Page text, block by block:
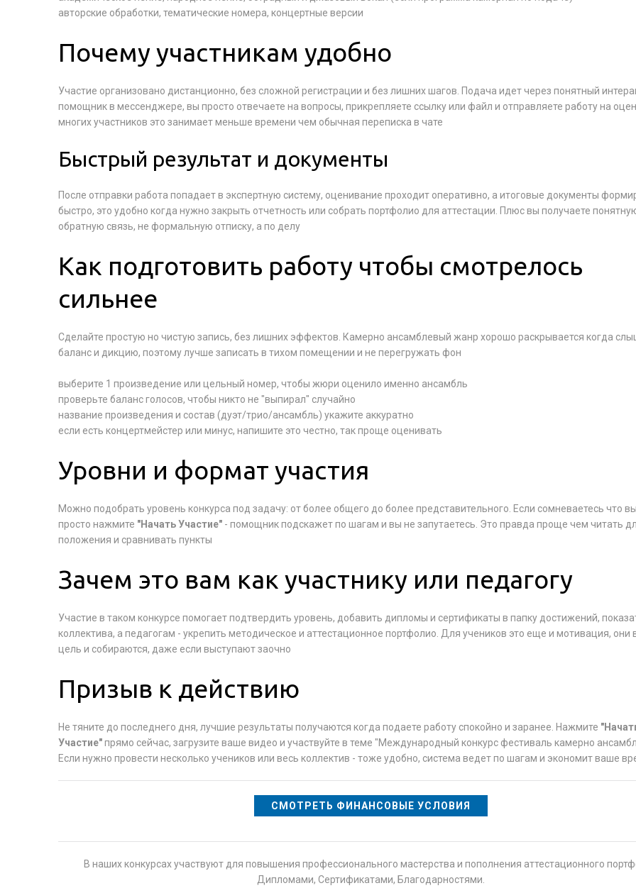
авторские обработки, тематические номера, концертные версии
Почему участникам удобно
Участие организовано дистанционно, без сложной регистрации и без лишних шагов. Подача идет через понятный
помощник в мессенджере, вы просто отвечаете на вопросы, прикрепляете ссылку или файл и отправляете работу на
многих участников это занимает меньше времени чем обычная переписка в чате
Быстрый результат и документы
После отправки работа попадает в экспертную систему, оценивание проходит оперативно, а итоговые документы
быстро, это удобно когда нужно закрыть отчетность или собрать портфолио для аттестации. Плюс вы получаете
обратную связь, не формальную отписку, а по делу
Как подготовить работу чтобы смотрелось
сильнее
Сделайте простую но чистую запись, без лишних эффектов. Камерно ансамблевый жанр хорошо раскрывается когда
баланс и дикцию, поэтому лучше записать в тихом помещении и не перегружать фон
выберите 1 произведение или цельный номер, чтобы жюри оценило именно ансамбль
проверьте баланс голосов, чтобы никто не "выпирал" случайно
название произведения и состав (дуэт/трио/ансамбль) укажите аккуратно
если есть концертмейстер или минус, напишите это честно, так проще оценивать
Уровни и формат участия
Можно подобрать уровень конкурса под задачу: от более общего до более представительного. Если сомневаетесь что
просто нажмите "Начать Участие" - помощник подскажет по шагам и вы не запутаетесь. Это правда проще чем читать
положения и сравнивать пункты
Зачем это вам как участнику или педагогу
Участие в таком конкурсе помогает подтвердить уровень, добавить дипломы и сертификаты в папку достижений,
коллектива, а педагогам - укрепить методическое и аттестационное портфолио. Для учеников это еще и мотивация, они
цель и собираются, даже если выступают заочно
Призыв к действию
Не тяните до последнего дня, лучшие результаты получаются когда подаете работу спокойно и заранее. Нажмите
Участие"прямо сейчас, загрузите ваше видео и участвуйте в теме "Международный конкурс фестиваль камерно
Если нужно провести несколько учеников или весь коллектив - тоже удобно, система ведет по шагам и экономит ваше
СМОТРЕТЬ ФИНАНСОВЫЕ УСЛОВИЯ
В наших конкурсах участвуют для повышения профессионального мастерства и пополнения аттестационного
Дипломами, Сертификатами, Благодарностями.